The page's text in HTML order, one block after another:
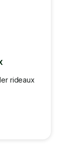
rideaux